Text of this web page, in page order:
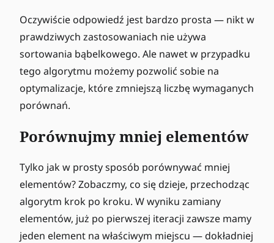
0
=
9
9
0
0
0
0
-
1
0
9
9
0
0
0
Oczywiście odpowiedź jest bardzo prosta — nikt w
prawdziwych zastosowaniach nie używa
sortowania bąbelkowego. Ale nawet w przypadku
tego algorytmu możemy pozwolić sobie na
optymalizacje, które zmniejszą liczbę wymaganych
porównań.
Porównujmy mniej elementów
Tylko jak w prosty sposób porównywać mniej
elementów? Zobaczmy, co się dzieje, przechodząc
algorytm krok po kroku. W wyniku zamiany
elementów, już po pierwszej iteracji zawsze mamy
jeden element na właściwym miejscu — dokładniej